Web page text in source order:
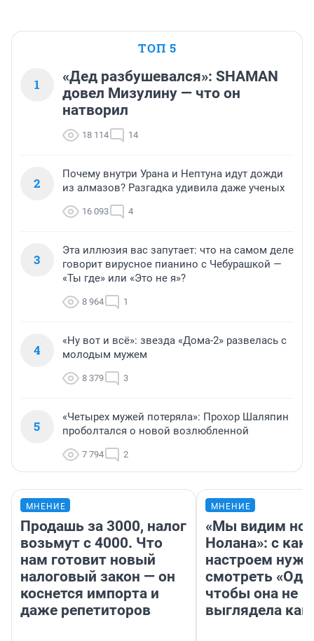
ТОП 5
1
«Дед разбушевался»: SHAMAN
довел Мизулину — что он
натворил
18 114 14
2
Почему внутри Урана и Нептуна идут дожди
из алмазов? Разгадка удивила даже ученых
16 093 4
3
Эта иллюзия вас запутает: что на самом деле
говорит вирусное пианино с Чебурашкой —
«Ты где» или «Это не я»?
8 964 1
4
«Ну вот и всё»: звезда «Дома-2» развелась с
молодым мужем
8 379 3
5
«Четырех мужей потеряла»: Прохор Шаляпин
проболтался о новой возлюбленной
7 794 2
МНЕНИЕ
Продашь за 3000, налог
возьмут с 4000. Что
нам готовит новый
налоговый закон — он
коснется импорта и
даже репетиторов
МНЕНИЕ
«Мы видим
Нолана»: с
настроем
смотреть
чтобы она не
выглядела как